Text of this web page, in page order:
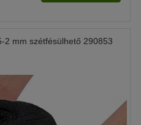
mm szétfésülhető 290853